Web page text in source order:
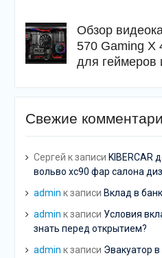
Обзор
570 Gaming X
для геймеров
Свежие
Сергей к записи KIBERCAR
вольво хс90 фар салона
admin к записи Вклад в
admin к записи Условия
знать перед открытием?
admin к записи Эвакуатор в